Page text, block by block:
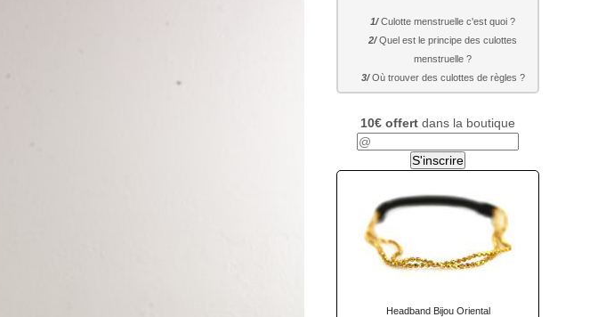
Culotte menstruelle c'est quoi ?
Quel est le principe des culottes
menstruelle ?
Où trouver des culottes de règles ?
10€ offert dans la boutique
Headband Bijou Oriental